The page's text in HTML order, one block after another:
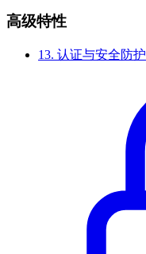
高级特性
13. 认证与安全防护